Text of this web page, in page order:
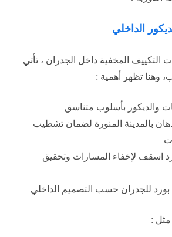
الداخلي
التكييف المخفية داخل الجدران ، تأتي
وهنا تظهر أهمية :
والديكور بأسلوب متناسق
دهان بالمدينة المنورة لضمان تشطيب
اسقف لإخفاء المسارات وتحقيق
للجدران حسب التصميم الداخلي
: